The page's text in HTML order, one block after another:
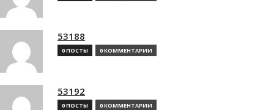
53188
0 ПОСТЫ 0 КОММЕНТАРИИ
53192
0 ПОСТЫ 0 КОММЕНТАРИИ